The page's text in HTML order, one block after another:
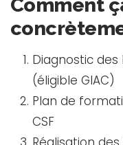
Comment
Diagnostic
(éligible GIAC)
Plan de
CSF